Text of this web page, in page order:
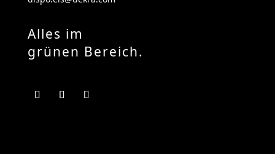
Alles im
grünen Bereich.